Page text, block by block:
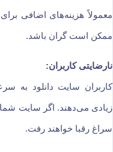
معمولاً هزینه‌های اضافی
ممکن است گران باشد.
نارضایتی کاربران:
کاربران سایت دانلود به
زیادی می‌دهند. اگر سایت شما
سراغ رقبا خواهند رفت.